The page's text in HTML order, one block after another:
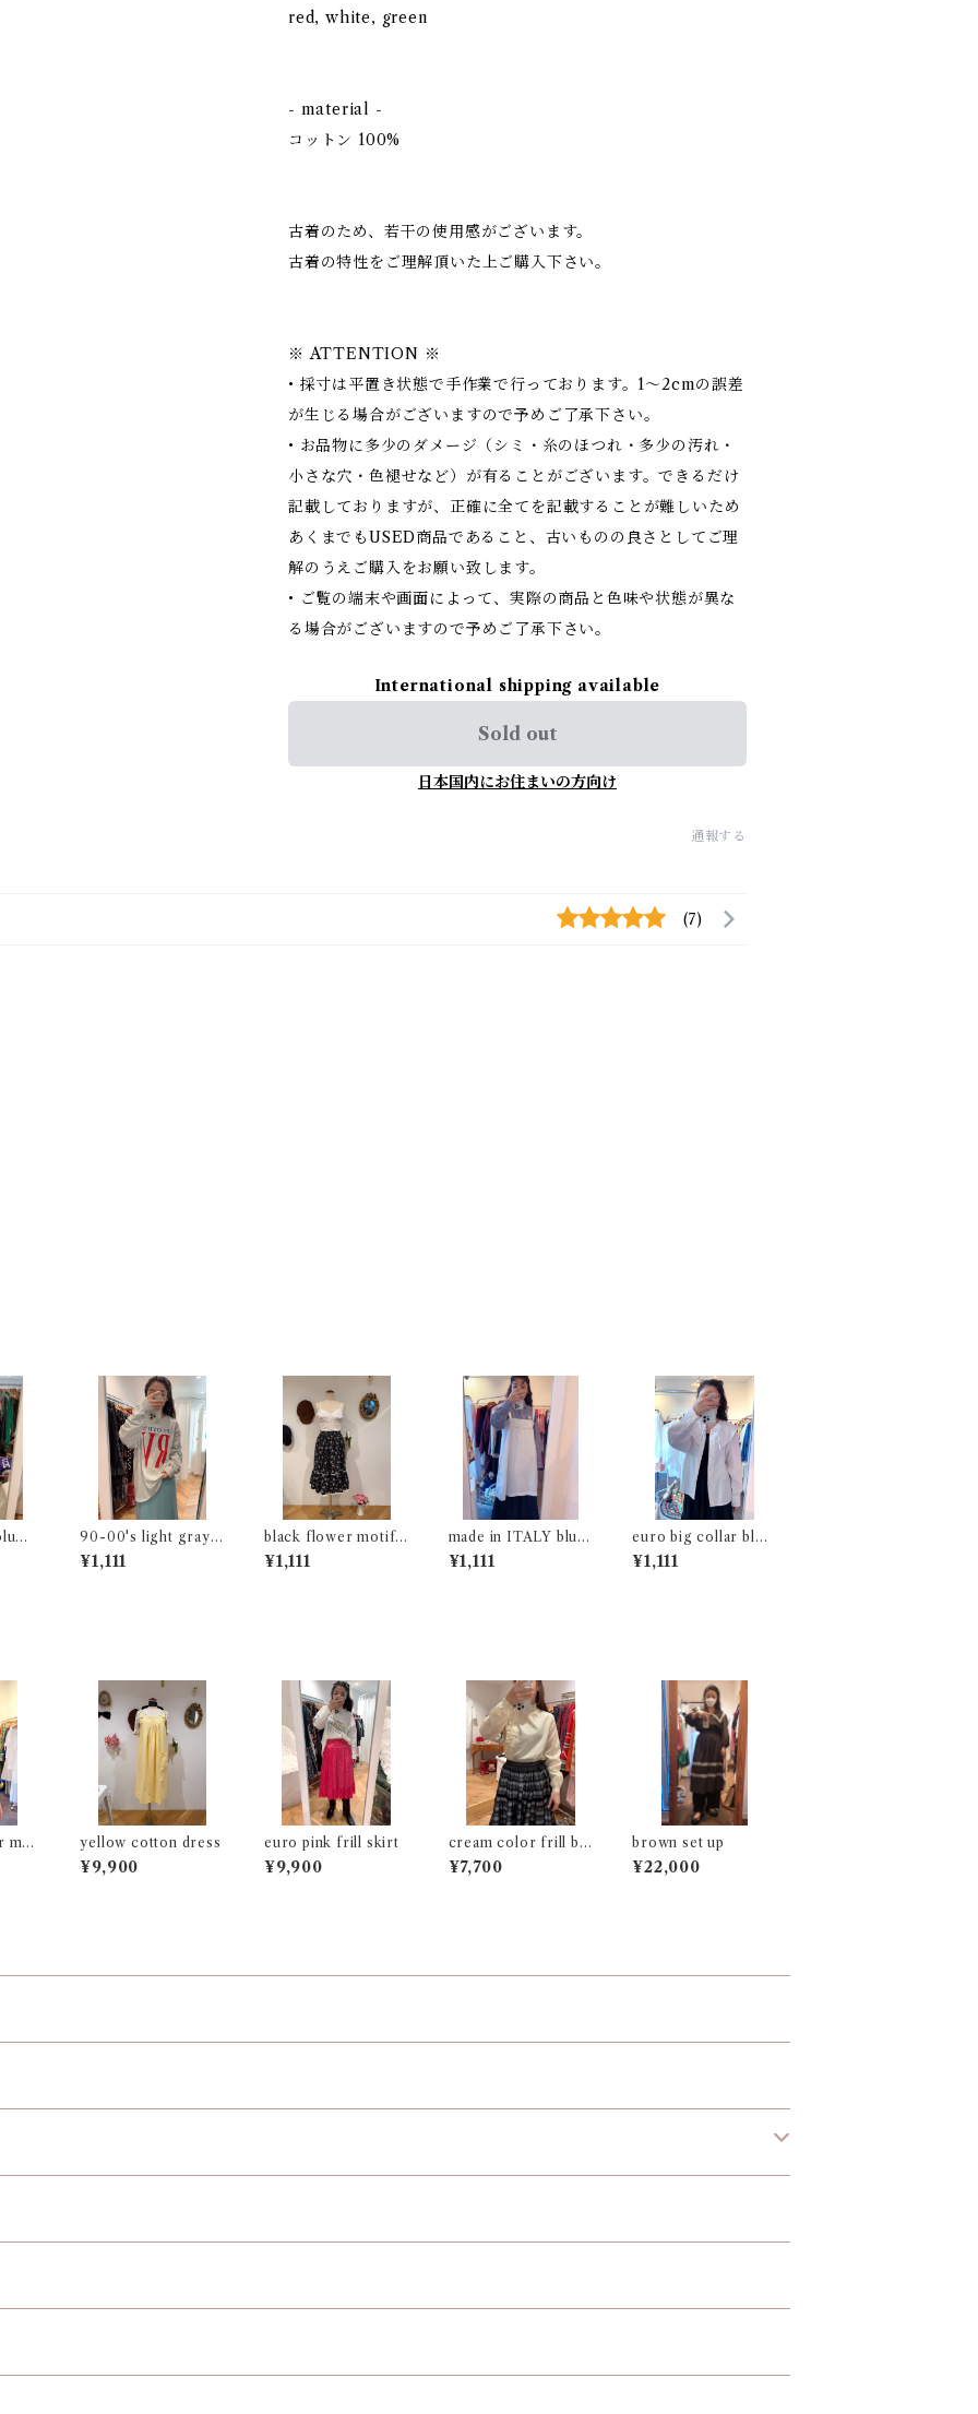
red, white, green
- material -
コットン 100%
古着のため、若干の使用感がございます。
古着の特性をご理解頂いた上ご購入下さい。
※ ATTENTION ※
• 採寸は平置き状態で手作業で行っております。1～2cmの誤差
が生じる場合がございますので予めご了承下さい。
• お品物に多少のダメージ（シミ・糸のほつれ・多少の汚れ・
小さな穴・色褪せなど）が有ることがございます。できるだけ
記載しておりますが、正確に全てを記載することが難しいため
あくまでもUSED商品であること、古いものの良さとしてご理
解のうえご購入をお願い致します。
• ご覧の端末や画面によって、実際の商品と色味や状態が異な
る場合がございますので予めご了承下さい。
International shipping available
Sold out
日本国内にお住まいの方向け
通報する
(7)
90-00's light gray l
ong sleeve t-shirt
¥1,111
black flower motif
gathered skirt
¥1,111
made in ITALY blue
gingham check shirt
¥1,111
euro big collar blou
se
¥1,111
mot
yellow cotton dress
¥9,900
euro pink frill skirt
¥9,900
cream color frill bl
ouse
¥7,700
brown set up
¥22,000